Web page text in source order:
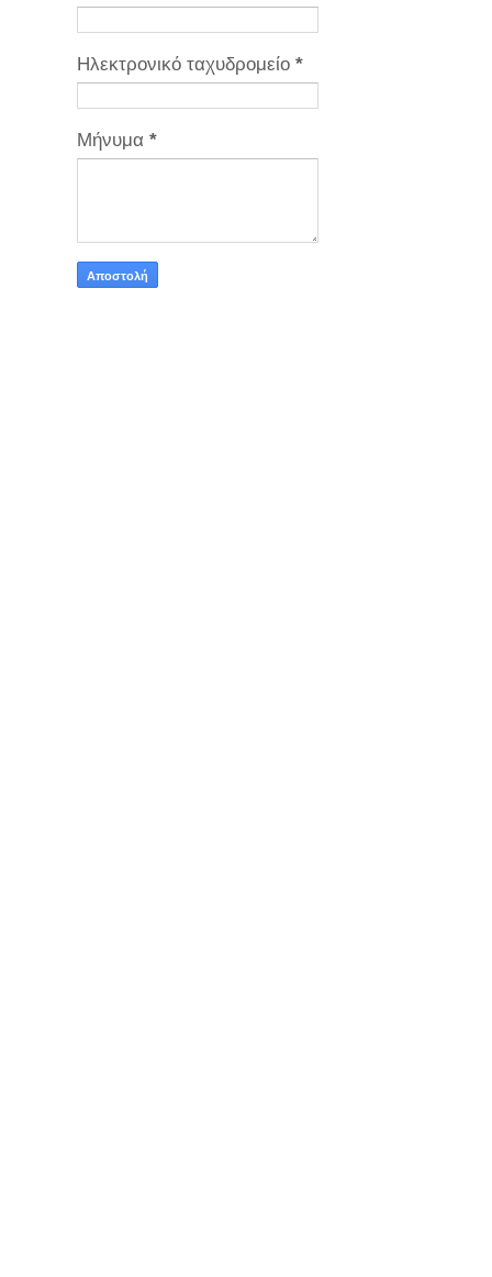
Ηλεκτρονικό ταχυδρομείο *
Μήνυμα *